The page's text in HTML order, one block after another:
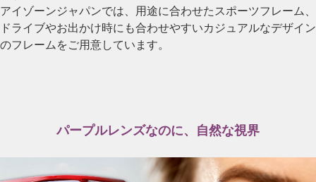
アイゾーンジャパンでは、用途に合わせたスポーツフレーム、
ドライブやお出かけ時にも合わせやすいカジュアルなデザイン
のフレームをご用意しています。
パープルレンズなのに、自然な視界